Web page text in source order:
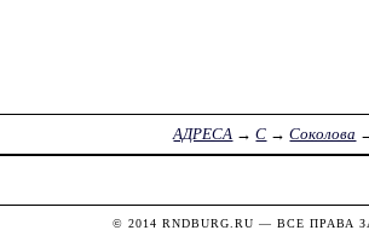
АДРЕСА →С →Соколова
© 2014RNDBURG.RU — ВСЕ ПРАВА